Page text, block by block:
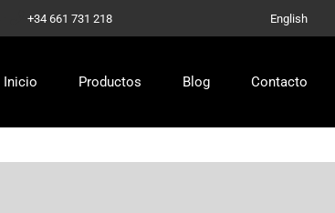
+34 661 731 218 English
Inicio Productos Blog Contacto